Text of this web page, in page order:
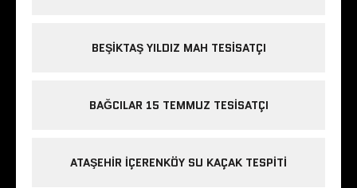
BEŞIKTAŞ YILDIZ MAH TESISATÇI
BAĞCILAR 15 TEMMUZ TESISATÇI
ATAŞEHIR IÇERENKÖY SU KAÇAK TESPITI